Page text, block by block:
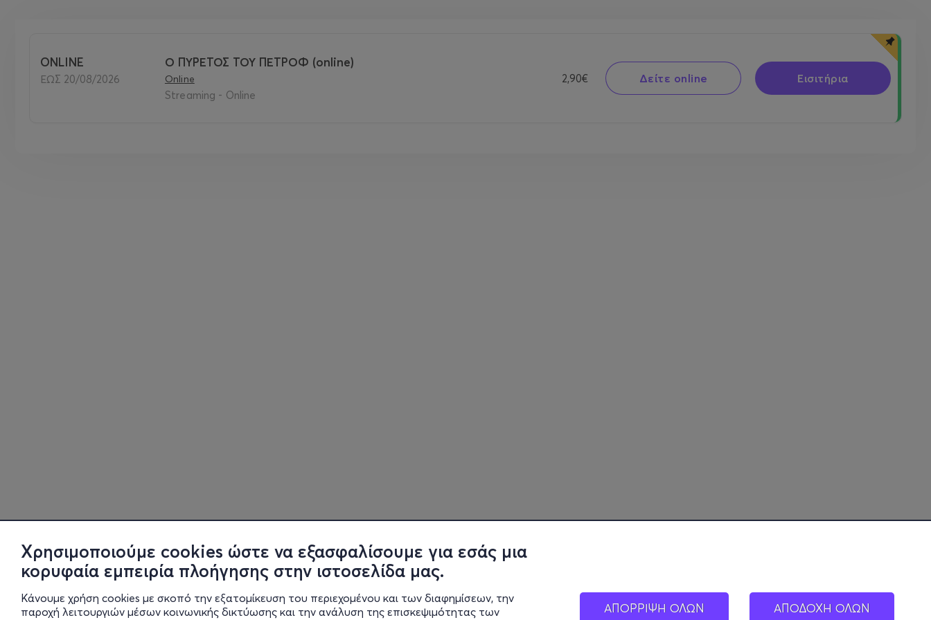
Χρησιμοποιούμε cookies ώστε να εξασφαλίσουμε για εσάς μια
κορυφαία εμπειρία πλοήγησης στην ιστοσελίδα μας.
Κάνουμε χρήση cookies με σκοπό την εξατομίκευση του περιεχομένου και των διαφημίσεων, την
παροχή λειτουργιών μέσων κοινωνικής δικτύωσης και την ανάλυση της επισκεψιμότητας των
ΑΠΟΡΡΙΨΗ ΟΛΩΝ ΑΠΟΔΟΧΗ ΟΛΩΝ
ONLINE
ΕΩΣ 20/08/2026
Ο ΠΥΡΕΤΟΣ ΤΟΥ ΠΕΤΡΟΦ (online)
Online
Streaming - Online
2,90€ Δείτε online Εισιτήρια